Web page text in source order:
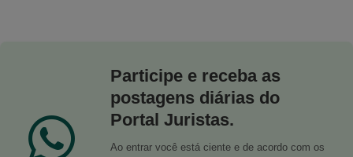
Participe e receba as
postagens diárias do
Portal Juristas.
Ao entrar você está ciente e de acordo com os